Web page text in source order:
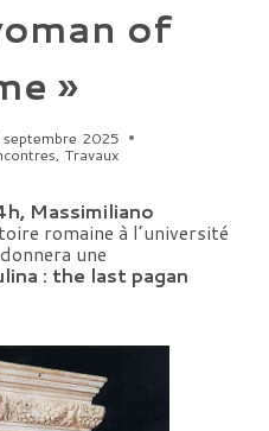
of
»
septembre 2025
, Travaux
Massimiliano
romaine à l’université
une
: the last pagan